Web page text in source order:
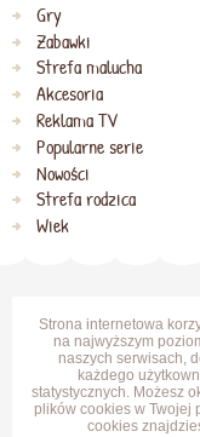
Gry
Zabawki
Strefa malucha
Akcesoria
Reklama TV
Popularne serie
Nowości
Strefa rodzica
Wiek
Strona internetowa
na najwyższym
naszych serwisach,
każdego
statystycznych. Możesz
plików cookies w Twojej
cookies